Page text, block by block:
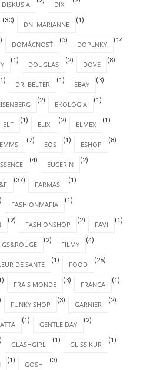
DISKUSIA DIXI
(30)
DNI MARIANNE
(1)
DOMÁCNOSŤ
(5)
DOPLNKY
(14)
(1)
DOUGLAS
(2)
DOVE
(8)
DR. BELTER
(1)
EBAY
(3)
(2)
EKOLÓGIA
(1)
ELF
(1)
ELIXI
(2)
ELMEX
(1)
EMMSI
(7)
EOS
(1)
ESHOP
(8)
(4)
EUCERIN
(2)
(37)
FARMASI
(1)
FASHIONMAFIA
(1)
(2)
FASHIONSHOP
(2)
FAVI
(1)
(2)
FILMY
(4)
DE SANTE
(1)
FOOD
(26)
FRAIS MONDE
(3)
FRANCA
(1)
FUNKY SHOP
(3)
GARNIER
(2)
(1)
GENTLE DAY
(2)
GLASHGIRL
(1)
GLISS KUR
(1)
(1)
GOSH
(3)